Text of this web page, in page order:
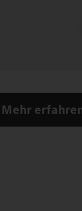
Mehr